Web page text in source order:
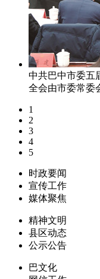
中共巴中市委五
全会由市委常委
1
2
3
4
5
时政要闻
宣传工作
媒体聚焦
精神文明
县区动态
公示公告
巴文化